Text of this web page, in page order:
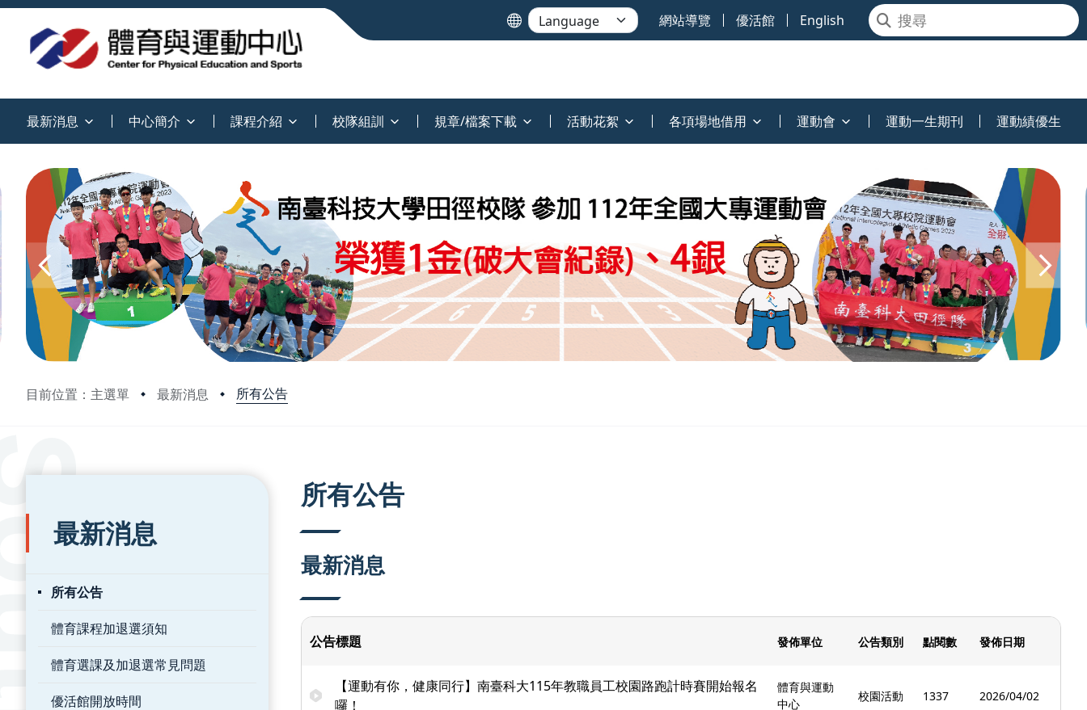
網站導覽 優活館 English
最新消息 中心簡介 課程介紹 校隊組訓 規章/檔案下載 活動花絮 各項場地借用 運動會 運動一生期刊 運動績優生
目前位置：主選單 最新消息 所有公告
:::
最新消息
所有公告
體育課程加退選須知
體育選課及加退選常見問題
優活館開放時間
所有公告
最新消息
公告標題 發佈單位 公告類別 點閱數 發佈日期
【運動有你，健康同行】南臺科大115年教職員工校園路跑計時賽開始報名
囉！
體育與運動
中心
校園活動 1337 2026/04/02